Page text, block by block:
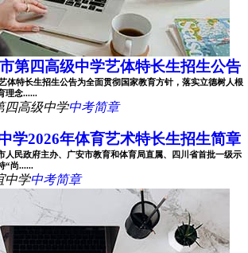
第四高级中学艺体特长生招生公告
体特长生招生公告为全面贯彻国家教育方针，落实立德树人根
理念......
四高级中学中考简章
学2026年体育艺术特长生招生简章
人民政府主办、广安市教育和体育局直属、四川省首批一级示
“尚......
中学中考简章